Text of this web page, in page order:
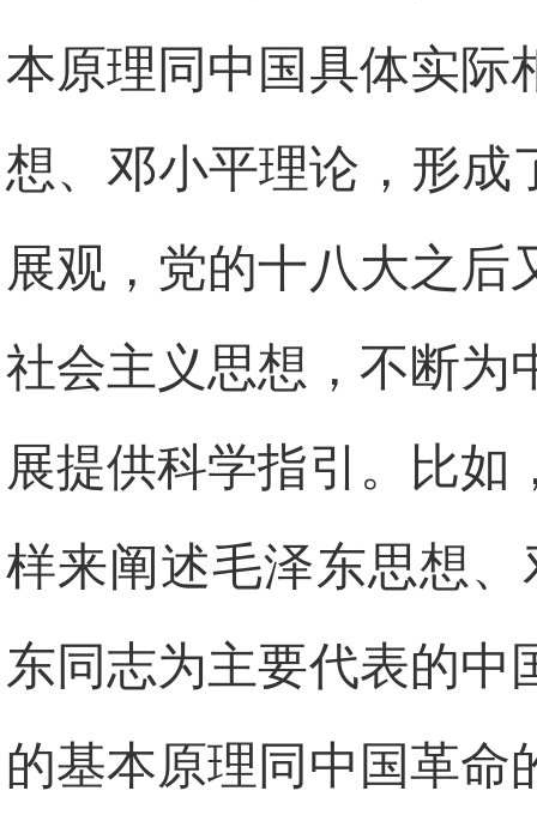
本原理同中国具体实际
想、邓小平理论，形成
展观，党的十八大之后
社会主义思想，不断为
展提供科学指引。比如
样来阐述毛泽东思想
东同志为主要代表的中
的基本原理同中国革命